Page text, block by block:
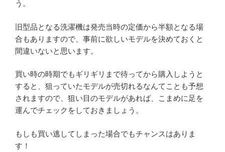
う。
旧型品となる洗濯機は発売当時の定価から半額となる場
合もありますので、事前に欲しいモデルを決めておくと
間違いないと思います。
買い時の時期でもギリギリまで待ってから購入しようと
すると、狙っていたモデルが売切れるなんてことも予想
されますので、狙い目のモデルがあれば、こまめに足を
運んでチェックをしておきましょう。
もしも買い逃してしまった場合でもチャンスはありま
す！